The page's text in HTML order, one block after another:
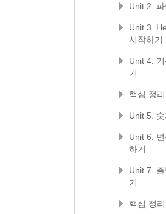
Unit 2.
Unit 3.
시작하기
Unit 4.
기
핵심 정리
Unit 5.
Unit 6.
하기
Unit 7.
기
핵심 정리